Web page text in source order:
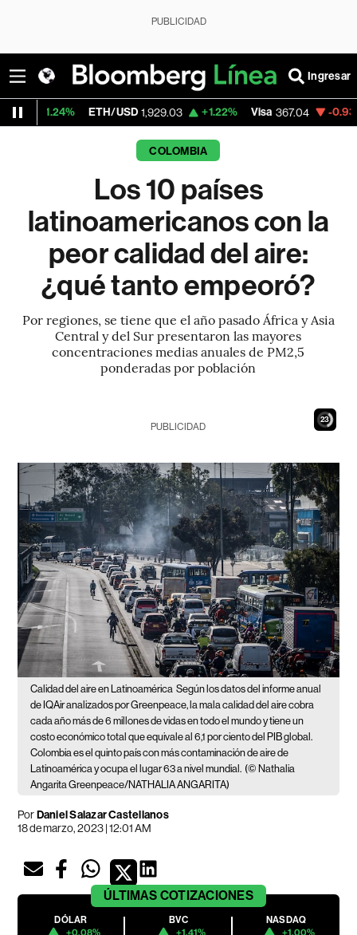
PUBLICIDAD
Ingresar
ETH/USD 1,929.03 +1.22% Visa 367.04 -0.93%
COLOMBIA
Los 10 países
latinoamericanos con la
peor calidad del aire:
¿qué tanto empeoró?
Por regiones, se tiene que el año pasado África y Asia
Central y del Sur presentaron las mayores
concentraciones medias anuales de PM2,5
ponderadas por población
21
PUBLICIDAD
Calidad del aire en Latinoamérica Según los datos del informe anual
de IQAir analizados por Greenpeace, la mala calidad del aire cobra
cada año más de 6 millones de vidas en todo el mundo y tiene un
costo económico total que equivale al 6,1 por ciento del PIB global.
Colombia es el quinto país con más contaminación de aire de
Latinoamérica y ocupa el lugar 63 a nivel mundial. (© Nathalia
Angarita Greenpeace/NATHALIA ANGARITA)
PorDaniel Salazar Castellanos
18 de marzo, 2023 | 12:01 AM
ÚLTIMAS COTIZACIONES
DÓLAR
+0.08%
BVC
+1.41%
NASDAQ
+1.00%